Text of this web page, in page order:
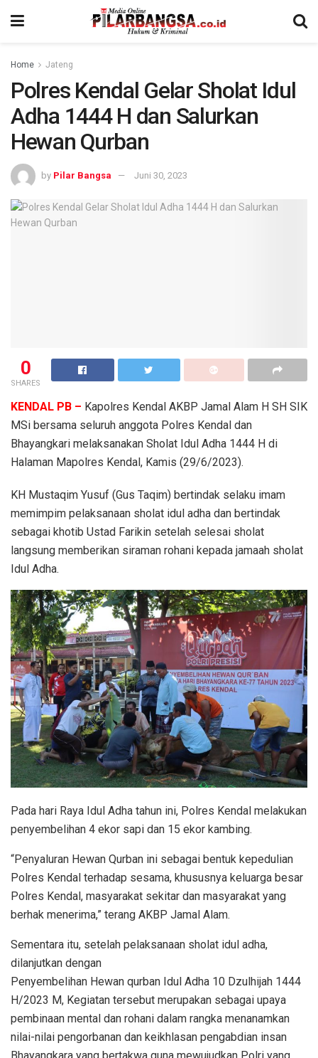
Home Jateng
Polres Kendal Gelar Sholat Idul
Adha 1444 H dan Salurkan
Hewan Qurban
by Pilar Bangsa Juni 30, 2023
0
SHARES
KENDAL PB – Kapolres Kendal AKBP Jamal Alam H SH SIK
MSi bersama seluruh anggota Polres Kendal dan
Bhayangkari melaksanakan Sholat Idul Adha 1444 H di
Halaman Mapolres Kendal, Kamis (29/6/2023).
KH Mustaqim Yusuf (Gus Taqim) bertindak selaku imam
memimpim pelaksanaan sholat idul adha dan bertindak
sebagai khotib Ustad Farikin setelah selesai sholat
langsung memberikan siraman rohani kepada jamaah sholat
Idul Adha.
Pada hari Raya Idul Adha tahun ini, Polres Kendal melakukan
penyembelihan 4 ekor sapi dan 15 ekor kambing.
“Penyaluran Hewan Qurban ini sebagai bentuk kepedulian
Polres Kendal terhadap sesama, khususnya keluarga besar
Polres Kendal, masyarakat sekitar dan masyarakat yang
berhak menerima,” terang AKBP Jamal Alam.
Sementara itu, setelah pelaksanaan sholat idul adha,
dilanjutkan dengan
Penyembelihan Hewan qurban Idul Adha 10 Dzulhijah 1444
H/2023 M, Kegiatan tersebut merupakan sebagai upaya
pembinaan mental dan rohani dalam rangka menanamkan
nilai-nilai pengorbanan dan keikhlasan pengabdian insan